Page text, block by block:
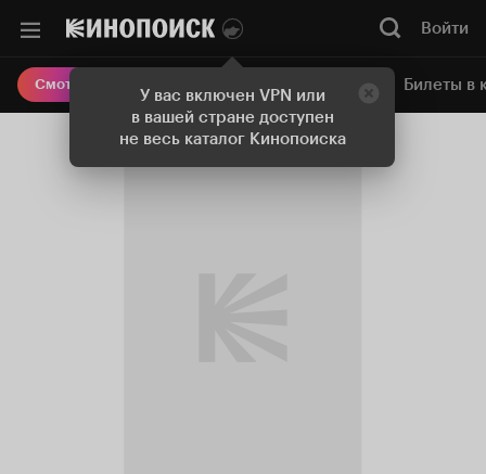
У вас включен VPN или
в вашей стране доступен
не весь каталог Кинопоиска
Войти
Смотреть кино Онлайн-кинотеатр Билеты в